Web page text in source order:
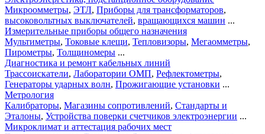
Микроомметры, ЭТЛ, Приборы для трансформаторов,
высоковольтных выключателей, вращающихся машин ...
Измерительные приборы общего назначения
Мультиметры, Токовые клещи, Тепловизоры, Мегаомметры,
Пирометры, Толщиномеры ...
Диагностика и ремонт кабельных линий
Трассоискатели, Лаборатории ОМП, Рефлектометры,
Генераторы ударных волн, Прожигающие установки ...
Метрология
Калибраторы, Магазины сопротивлений, Стандарты и
Эталоны, Устройства поверки счетчиков электроэнергии ...
Микроклимат и аттестация рабочих мест